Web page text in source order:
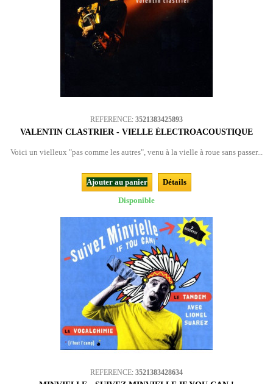
REFERENCE: 3521383425893
VALENTIN CLASTRIER - VIELLE ÉLECTROACOUSTIQUE
Voici un vielleux "pas comme les autres", venu à la vielle à roue sans passer...
Ajouter au panier
Détails
Disponible
REFERENCE: 3521383428634